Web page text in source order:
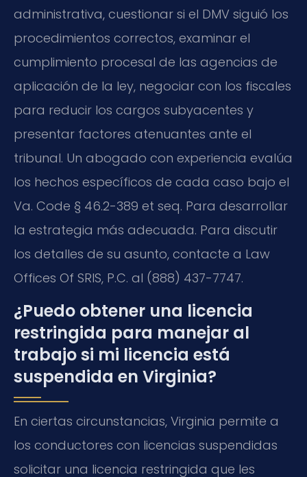
administrativa, cuestionar si el DMV siguió los
procedimientos correctos, examinar el
cumplimiento procesal de las agencias de
aplicación de la ley, negociar con los fiscales
para reducir los cargos subyacentes y
presentar factores atenuantes ante el
tribunal. Un abogado con experiencia evalúa
los hechos específicos de cada caso bajo el
Va. Code § 46.2-389 et seq. Para desarrollar
la estrategia más adecuada. Para discutir
los detalles de su asunto, contacte a Law
Offices Of SRIS, P.C. al (888) 437-7747.
¿Puedo obtener una licencia
restringida para manejar al
trabajo si mi licencia está
suspendida en Virginia?
En ciertas circunstancias, Virginia permite a
los conductores con licencias suspendidas
solicitar una licencia restringida que les